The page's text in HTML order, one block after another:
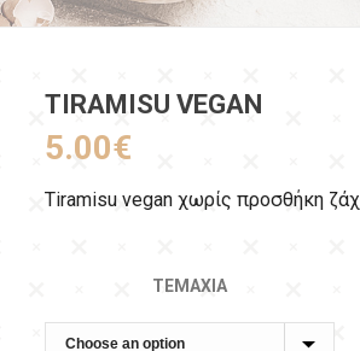
TIRAMISU VEGAN
5.00€
Tiramisu vegan χωρίς προσθήκη
ΤΕΜΆΧΙΑ